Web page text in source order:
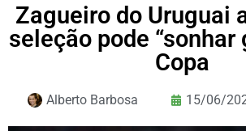
Zagueiro do Uruguai
seleção pode “sonhar
Copa
Alberto Barbosa 15/06/